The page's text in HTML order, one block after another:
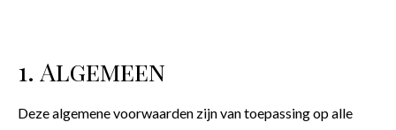
1. Algemeen
Deze algemene voorwaarden zijn van toepassing op alle